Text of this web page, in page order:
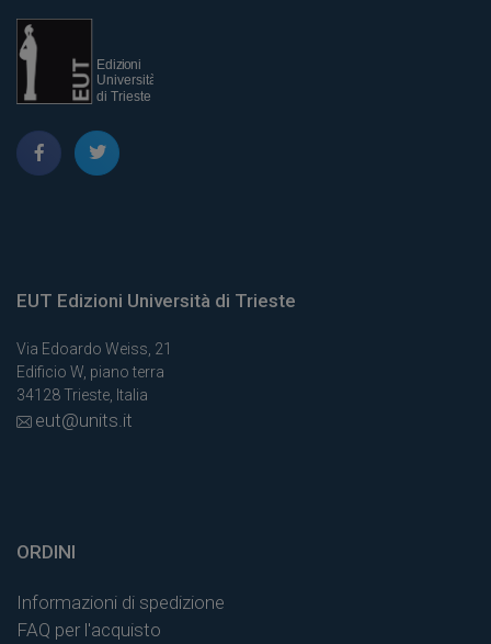
EUT Edizioni Università di Trieste
Via Edoardo Weiss, 21
Edificio W, piano terra
34128 Trieste, Italia
eut@units.it
ORDINI
Informazioni di spedizione
FAQ per l'acquisto